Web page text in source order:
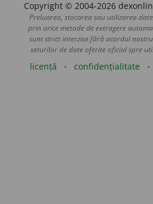
Copyright © 2004-2026
Preluarea, stocarea sau utilizarea
prin orice metode de extragere
sunt strict interzise fără acordul
seturilor de date oferite oficial spre
licență confidențialitate